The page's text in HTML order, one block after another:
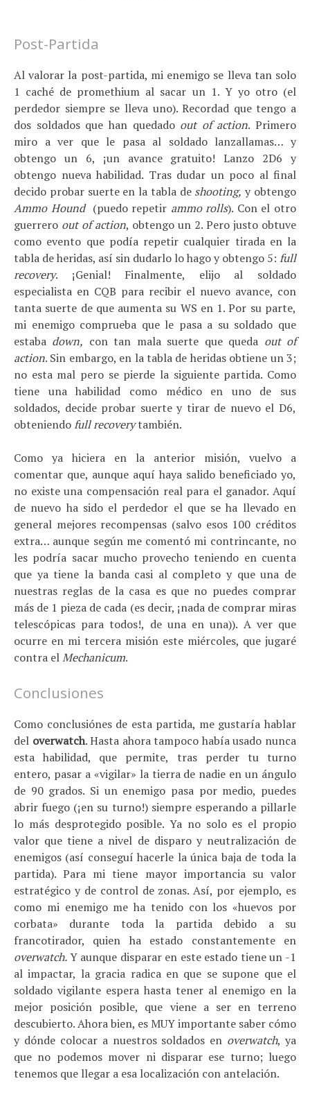
Post-Partida
Al valorar la post-partida, mi enemigo se lleva tan solo
1 caché de promethium al sacar un 1. Y yo otro (el
perdedor siempre se lleva uno). Recordad que tengo a
dos soldados que han quedado out of action. Primero
miro a ver que le pasa al soldado lanzallamas… y
obtengo un 6, ¡un avance gratuito! Lanzo 2D6 y
obtengo nueva habilidad. Tras dudar un poco al final
decido probar suerte en la tabla de shooting, y obtengo
Ammo Hound (puedo repetir ammo rolls). Con el otro
guerrero out of action, obtengo un 2. Pero justo obtuve
como evento que podía repetir cualquier tirada en la
tabla de heridas, así sin dudarlo lo hago y obtengo 5: full
recovery. ¡Genial! Finalmente, elijo al soldado
especialista en CQB para recibir el nuevo avance, con
tanta suerte de que aumenta su WS en 1. Por su parte,
mi enemigo comprueba que le pasa a su soldado que
estaba down, con tan mala suerte que queda out of
action. Sin embargo, en la tabla de heridas obtiene un 3;
no esta mal pero se pierde la siguiente partida. Como
tiene una habilidad como médico en uno de sus
soldados, decide probar suerte y tirar de nuevo el D6,
obteniendofull recoverytambién.
Como ya hiciera en la anterior misión, vuelvo a
comentar que, aunque aquí haya salido beneficiado yo,
no existe una compensación real para el ganador. Aquí
de nuevo ha sido el perdedor el que se ha llevado en
general mejores recompensas (salvo esos 100 créditos
extra… aunque según me comentó mi contrincante, no
les podría sacar mucho provecho teniendo en cuenta
que ya tiene la banda casi al completo y que una de
nuestras reglas de la casa es que no puedes comprar
más de 1 pieza de cada (es decir, ¡nada de comprar miras
telescópicas para todos!, de una en una)). A ver que
ocurre en mi tercera misión este miércoles, que jugaré
contra elMechanicum.
Conclusiones
Como conclusiónes de esta partida, me gustaría hablar
del overwatch. Hasta ahora tampoco había usado nunca
esta habilidad, que permite, tras perder tu turno
entero, pasar a «vigilar» la tierra de nadie en un ángulo
de 90 grados. Si un enemigo pasa por medio, puedes
abrir fuego (¡en su turno!) siempre esperando a pillarle
lo más desprotegido posible. Ya no solo es el propio
valor que tiene a nivel de disparo y neutralización de
enemigos (así conseguí hacerle la única baja de toda la
partida). Para mi tiene mayor importancia su valor
estratégico y de control de zonas. Así, por ejemplo, es
como mi enemigo me ha tenido con los «huevos por
corbata» durante toda la partida debido a su
francotirador, quien ha estado constantemente en
overwatch.Y aunque disparar en este estado tiene un -1
al impactar, la gracia radica en que se supone que el
soldado vigilante espera hasta tener al enemigo en la
mejor posición posible, que viene a ser en terreno
descubierto. Ahora bien, es MUY importante saber cómo
y dónde colocar a nuestros soldados en overwatch, ya
que no podemos mover ni disparar ese turno; luego
tenemos que llegar a esa localización con antelación.